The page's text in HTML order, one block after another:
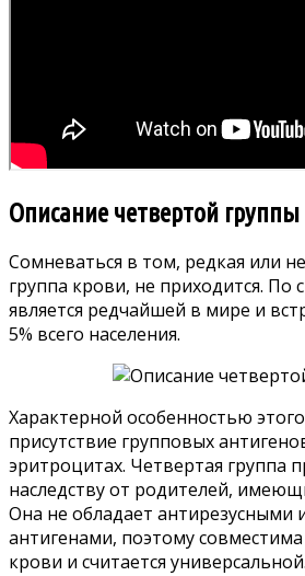
Описание четвертой группы
Сомневаться в том, редкая или
группа крови, не приходится. По
является редчайшей в мире и
5% всего населения.
Характерной особенностью
присутствие групповых
эритроцитах. Четвертая группа
наследству от родителей,
Она не обладает антирезусными
антигенами, поэтому
крови и считается универсальной.